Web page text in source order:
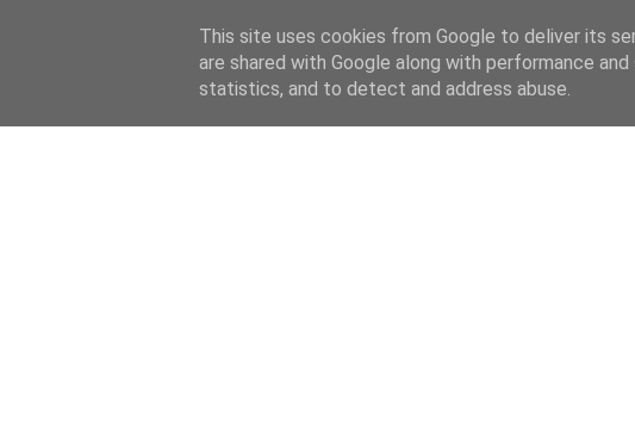
This site uses cookies from Google to deliver its
are shared with Google along with performance
statistics, and to detect and address abuse.